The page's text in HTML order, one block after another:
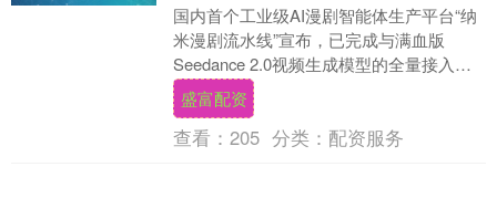
国内首个工业级AI漫剧智能体生产平台“纳
米漫剧流水线”宣布，已完成与满血版
Seedance 2.0视频生成模型的全量接入与
深度适配，将陆续落地“多参生视频模式”....
盛富配资
查看： 205 分类： 配资服务